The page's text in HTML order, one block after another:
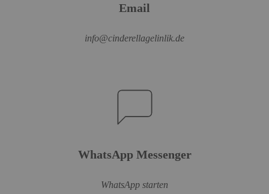
Email
info@cinderellagelinlik.de
WhatsApp Messenger
WhatsApp starten